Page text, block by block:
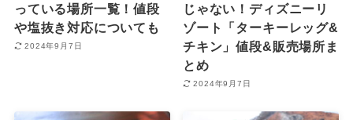
っている場所一覧！値段
や塩抜き対応についても
2024年9月7日
じゃない！ディズニーリ
ゾート「ターキーレッグ&
チキン」値段&販売場所ま
とめ
2024年9月7日